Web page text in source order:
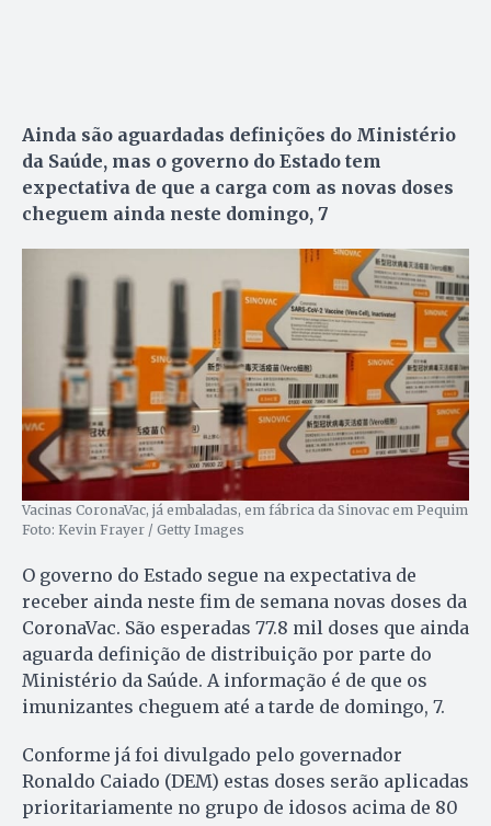
Ainda são aguardadas definições do Ministério
da Saúde, mas o governo do Estado tem
expectativa de que a carga com as novas doses
cheguem ainda neste domingo, 7
Vacinas CoronaVac, já embaladas, em fábrica da Sinovac em Pequim
Foto: Kevin Frayer / Getty Images
O governo do Estado segue na expectativa de
receber ainda neste fim de semana novas doses da
CoronaVac. São esperadas 77.8 mil doses que ainda
aguarda definição de distribuição por parte do
Ministério da Saúde. A informação é de que os
imunizantes cheguem até a tarde de domingo, 7.
Conforme já foi divulgado pelo governador
Ronaldo Caiado (DEM) estas doses serão aplicadas
prioritariamente no grupo de idosos acima de 80